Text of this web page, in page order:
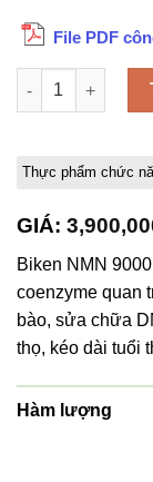
Thực phẩm chức
GIÁ:
Biken NMN
coenzyme quan
bào, sửa chữa
thọ, kéo dài tuổi
File PDF
Hàm lượng
Biken NMN 9000